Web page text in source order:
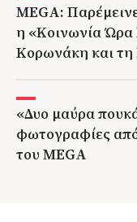
MEGA:
η «Κοινωνία Ώρα
Κορωνάκη και τη
«Δυο μαύρα
φωτογραφίες
του MEGA